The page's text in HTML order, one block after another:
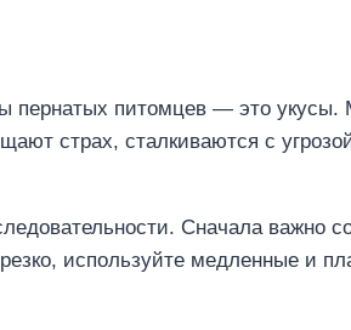
питомцев — это укусы.
страх, сталкиваются с
Сначала важно
используйте медленные и